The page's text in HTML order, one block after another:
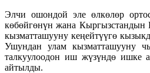
Элчи ошондой эле өлкөлөр
көбөйгөнүн жана Кыргызстандын
кызматташууну кеңейтүүгө
Ушундан улам кызматташууну
талкуулоодон иш жүзүндө ишке
айтылды.